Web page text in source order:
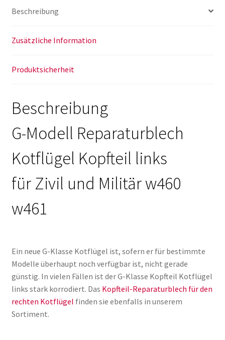
w460
Menge
Beschreibung
Zusätzliche Information
Produktsicherheit
Beschreibung
G-Modell Reparaturblech
Kotflügel Kopfteil links
für Zivil und Militär w460
w461
Ein neue G-Klasse Kotflügel ist, sofern er für bestimmte
Modelle überhaupt noch verfügbar ist, nicht gerade
günstig. In vielen Fällen ist der G-Klasse Kopfteil Kotflügel
links stark korrodiert. Das Kopfteil-Reparaturblech für den
rechten Kotflügel finden sie ebenfalls in unserem
Sortiment.